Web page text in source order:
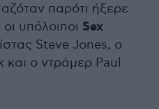
παρότι ήξερε
υπόλοιποι Sex
Steve Jones, o
ο ντράμερ Paul